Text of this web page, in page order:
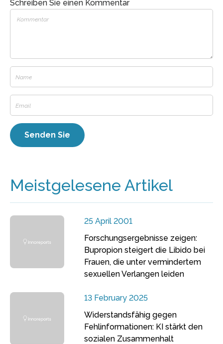
Schreiben Sie einen Kommentar
Meistgelesene Artikel
25 April 2001
Forschungsergebnisse zeigen:
Bupropion steigert die Libido bei
Frauen, die unter vermindertem
sexuellen Verlangen leiden
13 February 2025
Widerstandsfähig gegen
Fehlinformationen: KI stärkt den
sozialen Zusammenhalt